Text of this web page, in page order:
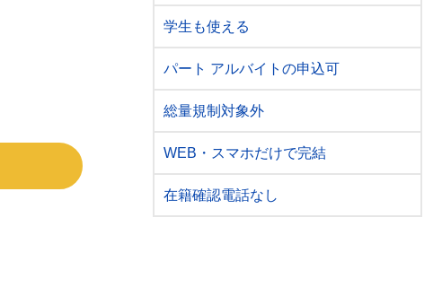
学生も使える
パート アルバイトの申込可
総量規制対象外
WEB・スマホだけで完結
在籍確認電話なし